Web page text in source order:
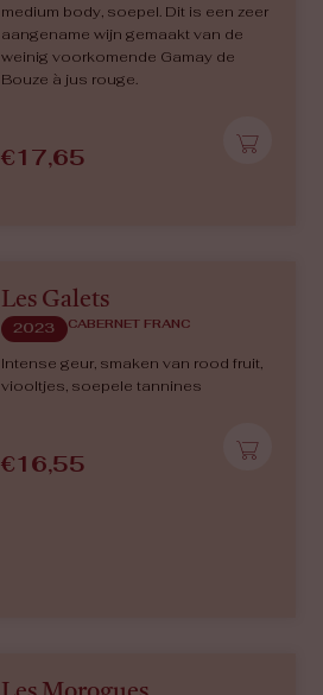
medium body, soepel. Dit is een zeer
aangename wijn gemaakt van de
weinig voorkomende Gamay de
Bouze à jus rouge.
€17,65
Les Galets
2023 CABERNET FRANC
Intense geur, smaken van rood fruit,
viooltjes, soepele tannines
€16,55